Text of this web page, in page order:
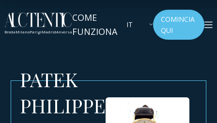
BredaMilanoParigiMadridAnversa
COME
FUNZIONA
IT
COMINCIA
QUI
PATEK
PHILIPPE